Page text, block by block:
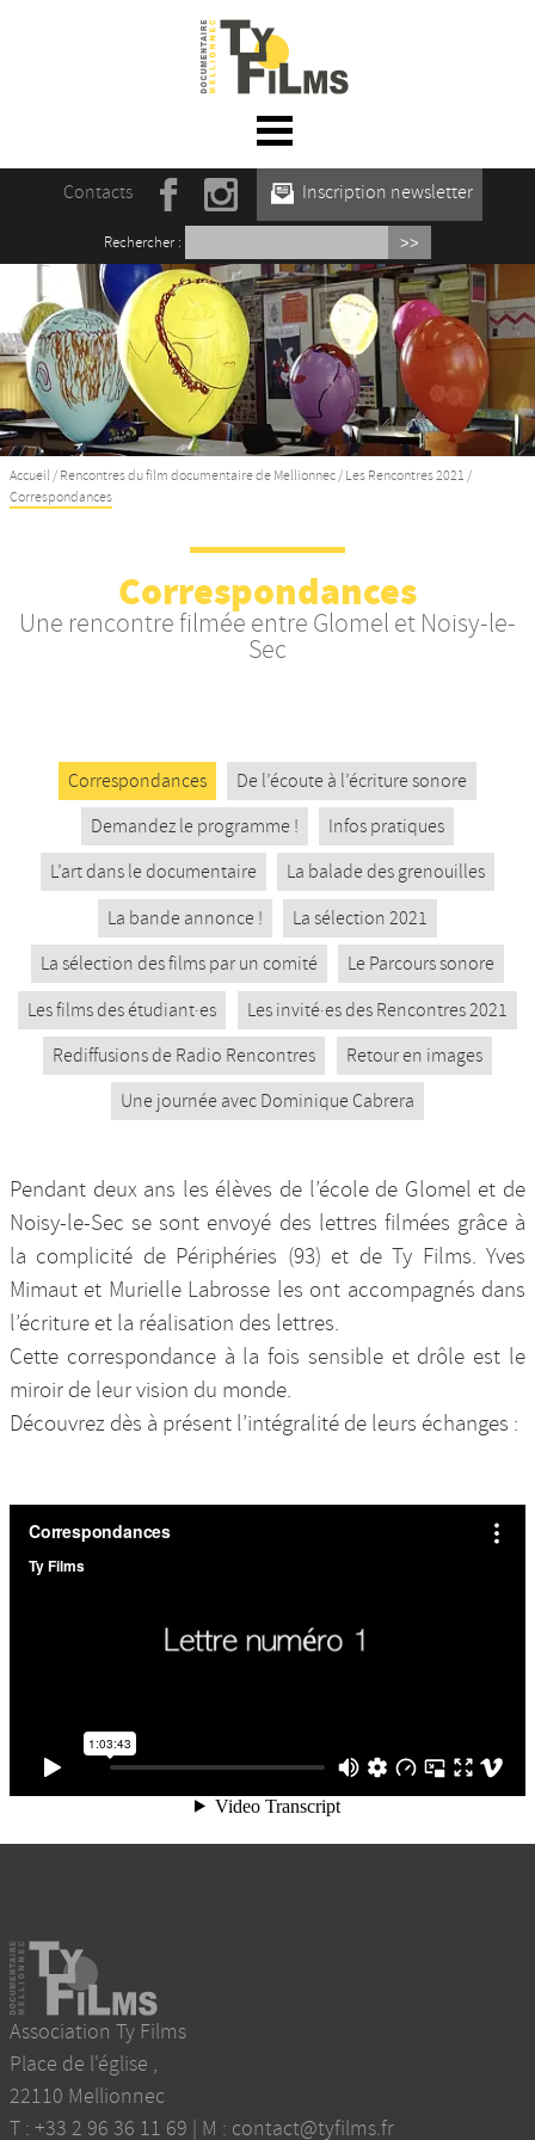
☰ Menu
Accueil
Actualités
L’association
Rencontres du film documentaire de
Mellionnec
Projections
Se former
Nos productions et +
Contacts Inscription newsletter
Rechercher :
Accueil / Rencontres du film documentaire de Mellionnec / Les Rencontres 2021 /
Correspondances
Correspondances
Une rencontre filmée entre Glomel et Noisy-le-
Sec
Correspondances
De l’écoute à l’écriture sonore
Demandez le programme !
Infos pratiques
L’art dans le documentaire
La balade des grenouilles
La bande annonce !
La sélection 2021
La sélection des films par un comité
Le Parcours sonore
Les films des étudiant·es
Les invité·es des Rencontres 2021
Rediffusions de Radio Rencontres
Retour en images
Une journée avec Dominique Cabrera
Pendant deux ans les élèves de l’école de Glomel et de
Noisy-le-Sec se sont envoyé des lettres filmées grâce à
la complicité de Périphéries (93) et de Ty Films. Yves
Mimaut et Murielle Labrosse les ont accompagnés dans
l’écriture et la réalisation des lettres.
Cette correspondance à la fois sensible et drôle est le
miroir de leur vision du monde.
Découvrez dès à présent l’intégralité de leurs échanges :
Association Ty Films
Place de l'église ,
22110 Mellionnec
T : +33 2 96 36 11 69 | M : contact@tyfilms.fr